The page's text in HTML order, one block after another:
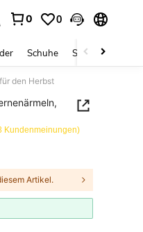
0 0
Schuhe Schmuck &
den Herbst
Kundenmeinungen)
Artikel.